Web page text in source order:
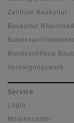
Zentrum Baukultur
Baukultur
Bundesstiftung
Versorgungswerk
Service
Login
Mediencenter